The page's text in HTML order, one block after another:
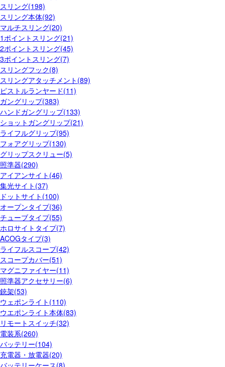
スリング(198)
スリング本体(92)
マルチスリング(20)
1ポイントスリング(21)
2ポイントスリング(45)
3ポイントスリング(7)
スリングフック(8)
スリングアタッチメント(89)
ピストルランヤード(11)
ガングリップ(383)
ハンドガングリップ(133)
ショットガングリップ(21)
ライフルグリップ(95)
フォアグリップ(130)
グリップスクリュー(5)
照準器(290)
アイアンサイト(46)
集光サイト(37)
ドットサイト(100)
オープンタイプ(36)
チューブタイプ(55)
ホロサイトタイプ(7)
ACOGタイプ(3)
ライフルスコープ(42)
スコープカバー(51)
マグニファイヤー(11)
照準器アクセサリー(6)
銃架(53)
ウェポンライト(110)
ウエポンライト本体(83)
リモートスイッチ(32)
電装系(260)
バッテリー(104)
充電器・放電器(20)